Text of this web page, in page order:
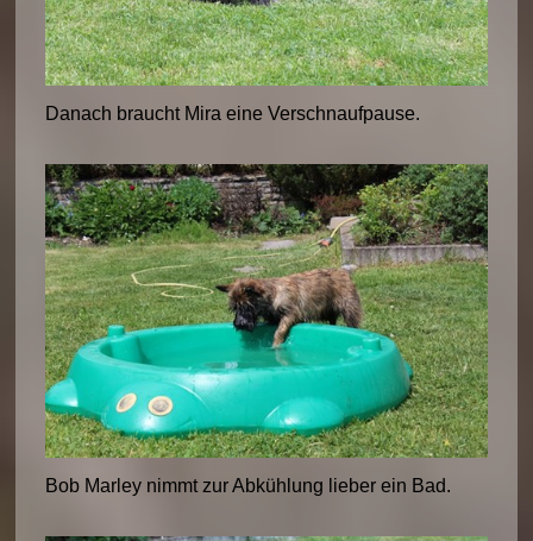
Danach braucht Mira eine Verschnaufpause.
Bob Marley nimmt zur Abkühlung lieber ein Bad.